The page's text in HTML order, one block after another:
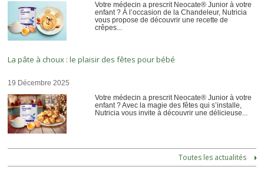
Votre médecin a prescrit Neocate® Junior à votre
enfant ? À l’occasion de la Chandeleur, Nutricia
vous propose de découvrir une recette de
crêpes...
La pâte à choux : le plaisir des fêtes pour bébé
19 Décembre 2025
Votre médecin a prescrit Neocate® Junior à votre
enfant ? Avec la magie des fêtes qui s’installe,
Nutricia vous invite à découvrir une délicieuse...
Toutes les actualités